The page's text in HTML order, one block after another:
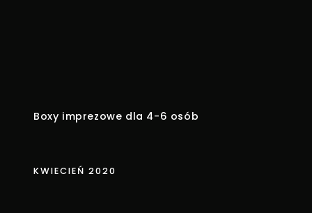
Boxy imprezowe dla 4-6 osób
KWIECIEŃ 2020